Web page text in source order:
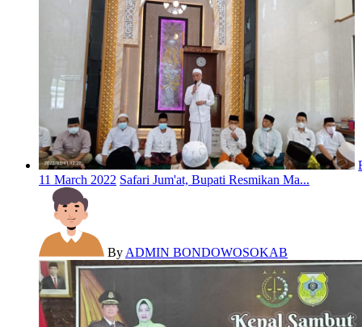
11 March 2022 Safari Jum'at, Bupati Resmikan Ma...
By ADMIN BONDOWOSOKAB